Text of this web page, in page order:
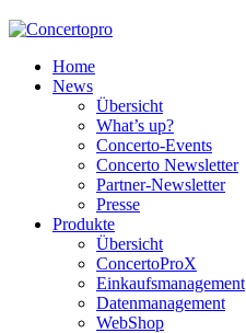
Home
News
Übersicht
What’s up?
Concerto-Events
Concerto Newsletter
Partner-Newsletter
Presse
Produkte
Übersicht
ConcertoProX
Einkaufsmanagement
Datenmanagement
WebShop